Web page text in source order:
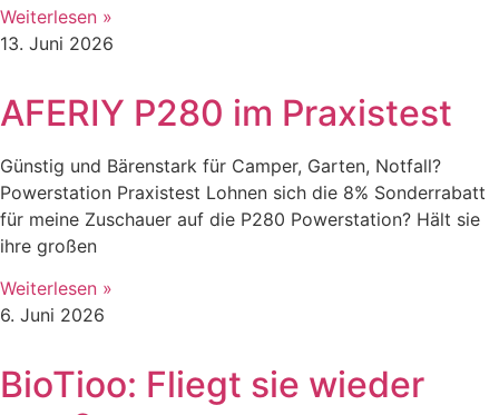
Weiterlesen »
13. Juni 2026
AFERIY P280 im Praxistest
Günstig und Bärenstark für Camper, Garten, Notfall?
Powerstation Praxistest Lohnen sich die 8% Sonderrabatt
für meine Zuschauer auf die P280 Powerstation? Hält sie
ihre großen
Weiterlesen »
6. Juni 2026
BioTioo: Fliegt sie wieder